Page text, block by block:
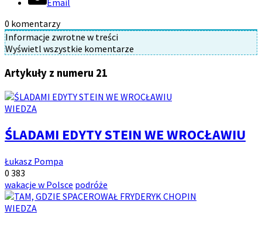
Email
0 komentarzy
Informacje zwrotne w treści
Wyświetl wszystkie komentarze
Artykuły z numeru 21
Kategoria
WIEDZA
ŚLADAMI EDYTY STEIN WE WROCŁAWIU
Autor:
Łukasz Pompa
Ilość
komentarzy:
0 Ilość
wyświetleń:
383
Tagi:
wakacje w Polsce podróże
Kategoria
WIEDZA